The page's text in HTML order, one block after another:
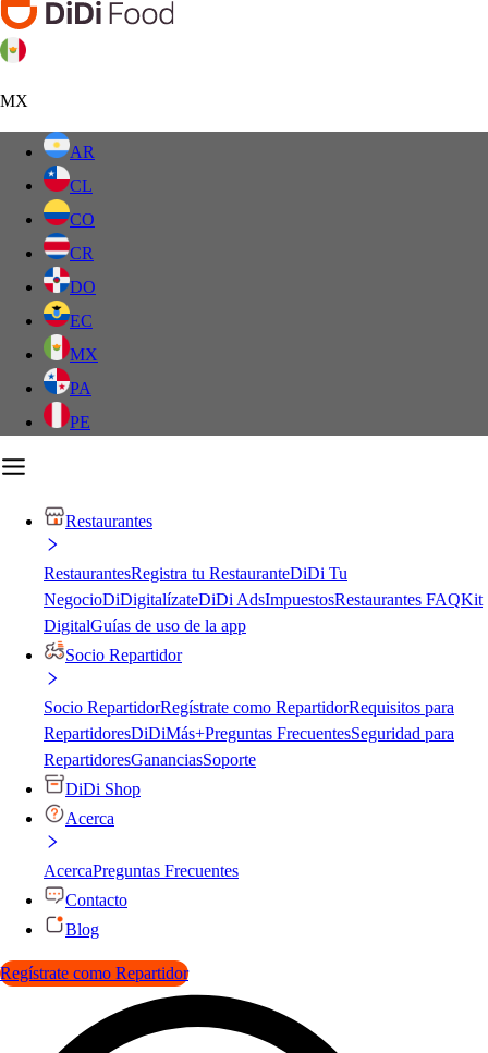
MX
AR
CL
CO
CR
DO
EC
MX
PA
PE
Restaurantes
RestaurantesRegistra tu RestauranteDiDi Tu
NegocioDiDigitalízateDiDi AdsImpuestosRestaurantes FAQKit
DigitalGuías de uso de la app
Socio Repartidor
Socio RepartidorRegístrate como RepartidorRequisitos para
RepartidoresDiDiMás+Preguntas FrecuentesSeguridad para
RepartidoresGananciasSoporte
DiDi Shop
Acerca
AcercaPreguntas Frecuentes
Contacto
Blog
Regístrate como Repartidor